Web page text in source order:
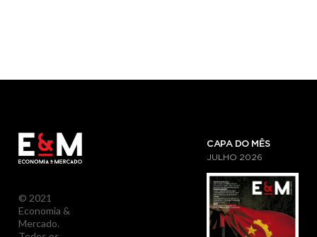
© 2021
Economia &
Mercado.
CAPA DO MÊS
JULHO 2026